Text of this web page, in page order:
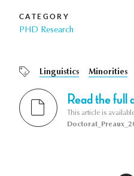
CATEGORY
PHD Research
Linguistics Minorities
Read the full
This article is